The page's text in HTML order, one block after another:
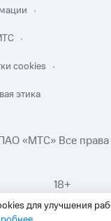
для улучшения
cookies
этика
«МТС» Все
18+